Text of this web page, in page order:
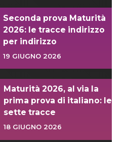
Seconda prova Maturità
2026: le tracce indirizzo
per indirizzo
19 GIUGNO 2026
Maturità 2026, al via la
prima prova di italiano: le
sette tracce
18 GIUGNO 2026